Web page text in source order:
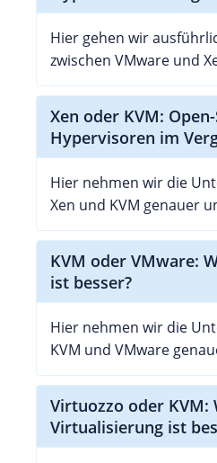
Hier gehen wir
zwischen VMware und
Xen oder KVM:
Hypervisoren im
Hier nehmen wir die
Xen und KVM genauer
KVM oder VMware:
ist besser?
Hier nehmen wir die
KVM und VMware
Virtuozzo oder KVM:
Virtualisierung ist